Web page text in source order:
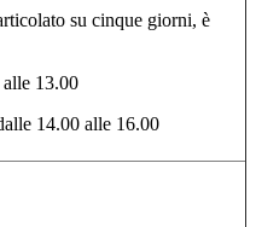
su cinque giorni, è
13.00
14.00 alle 16.00